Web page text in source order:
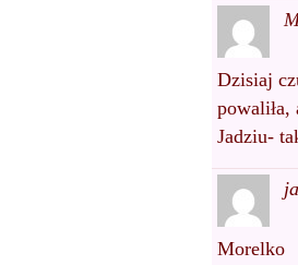
Dzisiaj
Jadziu-
Morelko